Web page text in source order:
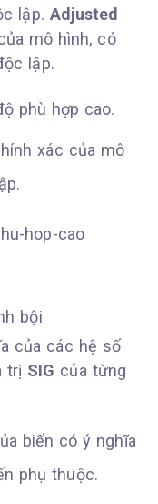
lập. Adjusted
mô hình, có
lập.
phù hợp cao.
xác của mô
của các hệ số
trị SIG của từng
biến có ý nghĩa
phụ thuộc.